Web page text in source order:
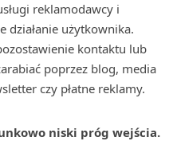
reklamodawcy i
działanie użytkownika.
kontaktu lub
poprzez blog, media
czy płatne reklamy.
niski próg wejścia.